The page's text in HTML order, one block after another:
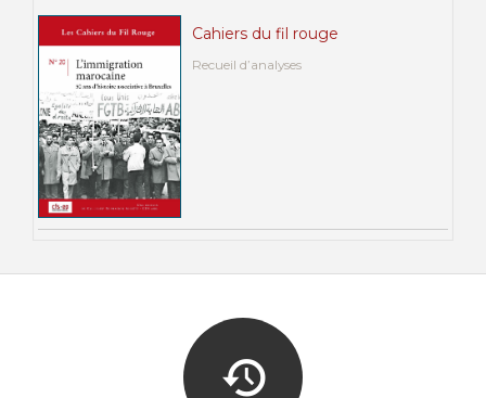
Cahiers du fil rouge
Recueil d’analyses